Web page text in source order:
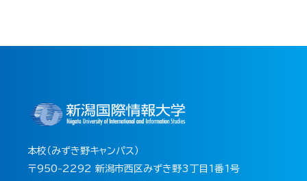
本校（みずき野キャンパス）
〒950-2292 新潟市西区みずき野3丁目1番1号